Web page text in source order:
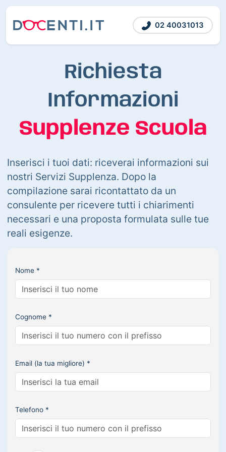
02 40031013
Richiesta
Informazioni
Supplenze Scuola
Inserisci i tuoi dati: riceverai informazioni sui
nostri Servizi Supplenza. Dopo la
compilazione sarai ricontattato da un
consulente per ricevere tutti i chiarimenti
necessari e una proposta formulata sulle tue
reali esigenze.
Nome *
Cognome *
Email (la tua migliore) *
Telefono *